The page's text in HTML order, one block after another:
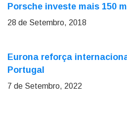
Porsche investe mais 150
28 de Setembro, 2018
Eurona reforça
Portugal
7 de Setembro, 2022